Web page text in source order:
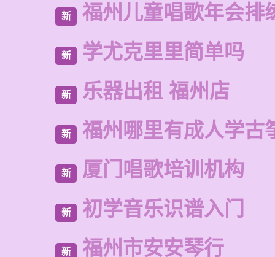
新 福州儿童唱歌年会排
新 学尤克里里简单吗
新 乐器出租 福州店
新 福州哪里有成人学古
新 厦门唱歌培训机构
新 初学音乐识谱入门
新 福州市安安琴行